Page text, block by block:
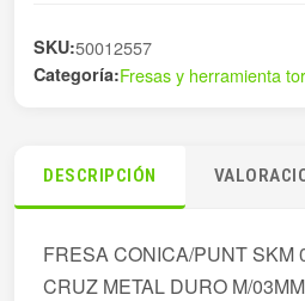
SKU:50012557
Categoría:Fresas y herramienta
DESCRIPCIÓN
FRESA CONICA/PUNT SKM
CRUZ METAL DURO M/